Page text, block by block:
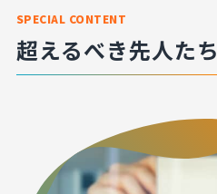
超えるべき先人たち
SPECIAL CONTENT